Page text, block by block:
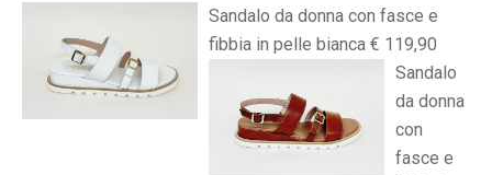
Sandalo da donna con fasce e
fibbia in pelle bianca € 119,90
Sandalo
da donna
con
fasce e